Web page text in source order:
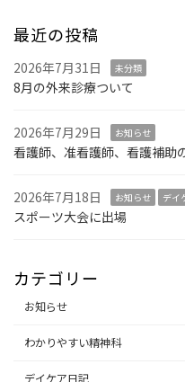
最近の投稿
2026年7月31日 未分類
8月の外来診療ついて
2026年7月29日 お知らせ
看護師、准看護師、看護補助
2026年7月18日 お知らせ デイ
スポーツ大会に出場
カテゴリー
お知らせ
わかりやすい精神科